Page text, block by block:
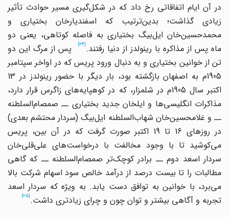
در آن ایام اتفاقاتی رخ داد که در شکلگیری مسیر حوادث تأثیر
زیادی گذاشت؛ بدینترتیب که اسفندیارخان بختیاری و
محمدحسینخان ایلبیگ بختیاری به فاصله کوتاهی، یعنی دو
ماه پس از مذاکره با رینولدز از دنیا رفتند.
پس از مرگ این دو
تن از خوانین بختیاری و به دنبال ورود پریس که در اواخر سپتامبر
1905م به اصفهان بازگشته بود، بار دیگر با حضور رینولدز در 13
اکتبر سال 1905م در شلمزار، که در کوهپایه
های زاگرس قرار دارد،
مذاکرات انگلیسیها و ایلخان جدید بختیاری ــ صمصامالسلطنه
ــ و غلامحسینخان شهابالسلطنه ایلبیگ (سردار محتشم بعدی)
در روزهای 16 تا 19 اکتبر صورت گرفت که در آن بین، پریس
میکوشید تا با وجود مخالفت با درخواستهای علیقلیخان
سردار اسعد دوم ــ برادر کوچکتر صمصامالسلطنه ــ که گاهی
مطالبات را تا بیست درصد از درآمد خالص سود اسهام شرکت بالا
میبرد، با خوانین به توافق دست یابد. به ویژه که سردار اسعد
تجربه و آگاهی بیشتر و توان چون و چرای زیادتری داشت.